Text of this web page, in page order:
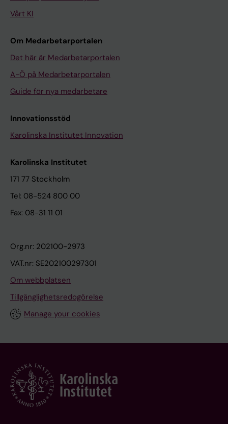
Vårt KI
Om Medarbetarportalen
Det här är Medarbetarportalen
A-Ö på Medarbetarportalen
Guide för nya medarbetare
Innovationsstöd
Karolinska Institutet Innovation
Karolinska Institutet
171 77 Stockholm
Tel: 08-524 800 00
Fax: 08-31 11 01
Org.nr: 202100-2973
VAT.nr: SE202100297301
Om webbplatsen
Tillgänglighetsredogörelse
Manage your cookies